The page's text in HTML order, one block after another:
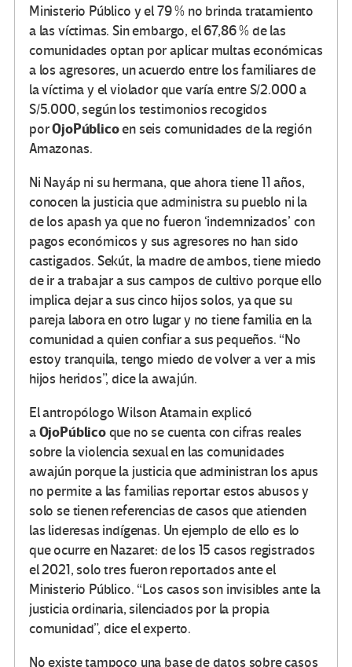
Ministerio Público y el 79 % no brinda tratamiento
a las víctimas. Sin embargo, el 67,86 % de las
comunidades optan por aplicar multas económicas
a los agresores, un acuerdo entre los familiares de
la víctima y el violador que varía entre S/2.000 a
S/5.000, según los testimonios recogidos
porOjoPúblicoen seis comunidades de la región
Amazonas.
Ni Nayáp ni su hermana, que ahora tiene 11 años,
conocen la justicia que administra su pueblo ni la
de los apash ya que no fueron ‘indemnizados’ con
pagos económicos y sus agresores no han sido
castigados. Sekút, la madre de ambos, tiene miedo
de ir a trabajar a sus campos de cultivo porque ello
implica dejar a sus cinco hijos solos, ya que su
pareja labora en otro lugar y no tiene familia en la
comunidad a quien confiar a sus pequeños. “No
estoy tranquila, tengo miedo de volver a ver a mis
hijos heridos”, dice la awajún.
El antropólogo Wilson Atamain explicó
aOjoPúblicoque no se cuenta con cifras reales
sobre la violencia sexual en las comunidades
awajún porque la justicia que administran los apus
no permite a las familias reportar estos abusos y
solo se tienen referencias de casos que atienden
las lideresas indígenas. Un ejemplo de ello es lo
que ocurre en Nazaret: de los 15 casos registrados
el 2021, solo tres fueron reportados ante el
Ministerio Público. “Los casos son invisibles ante la
justicia ordinaria, silenciados por la propia
comunidad”, dice el experto.
No existe tampoco una base de datos sobre casos